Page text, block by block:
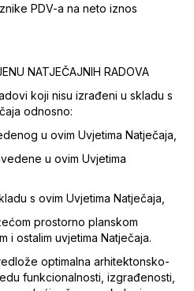
PDV-a na neto iznos
NATJEČAJNIH RADOVA
koji nisu izrađeni u skladu s
odnosno:
u ovim Uvjetima Natječaja,
u ovim Uvjetima
s ovim Uvjetima Natječaja,
prostorno planskom
i ostalim uvjetima Natječaja.
optimalna arhitektonsko-
funkcionalnosti, izgrađenosti,